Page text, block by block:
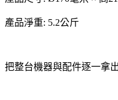
產品淨重: 5.2公斤
把整台機器與配件逐一拿